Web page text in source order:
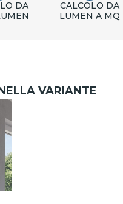
DA
CALCOLO DA
LUMEN A MQ
VARIANTE